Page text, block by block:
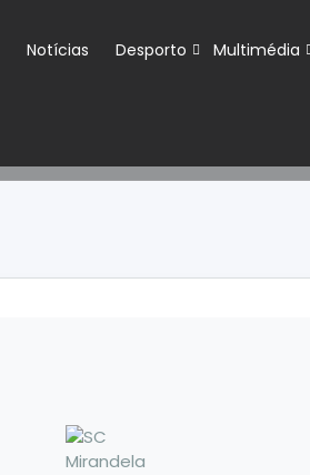
Notícias Desporto Multimédia